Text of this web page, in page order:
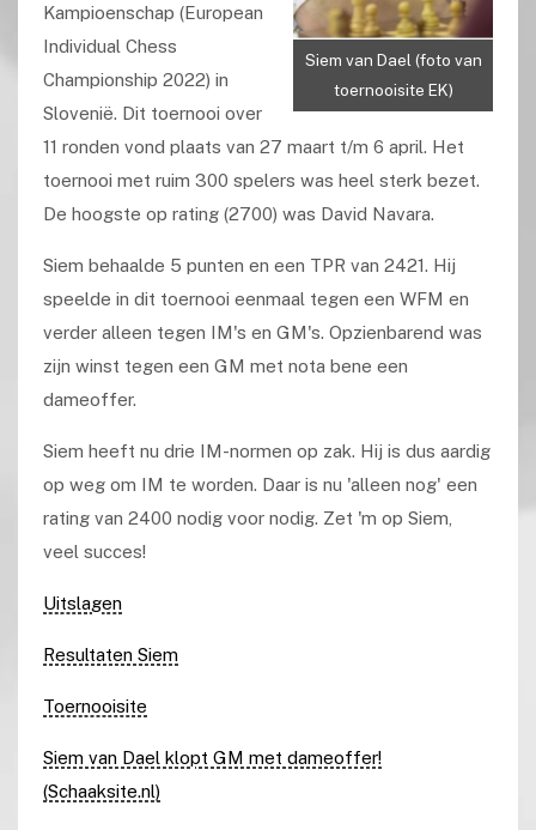
Siem van Dael (foto van
toernooisite EK)
Kampioenschap (European
Individual Chess
Championship 2022) in
Slovenië. Dit toernooi over
11 ronden vond plaats van 27 maart t/m 6 april. Het
toernooi met ruim 300 spelers was heel sterk bezet.
De hoogste op rating (2700) was David Navara.
Siem behaalde 5 punten en een TPR van 2421. Hij
speelde in dit toernooi eenmaal tegen een WFM en
verder alleen tegen IM's en GM's. Opzienbarend was
zijn winst tegen een GM met nota bene een
dameoffer.
Siem heeft nu drie IM-normen op zak. Hij is dus aardig
op weg om IM te worden. Daar is nu 'alleen nog' een
rating van 2400 nodig voor nodig. Zet 'm op Siem,
veel succes!
Uitslagen
Resultaten Siem
Toernooisite
Siem van Dael klopt GM met dameoffer!
(Schaaksite.nl)